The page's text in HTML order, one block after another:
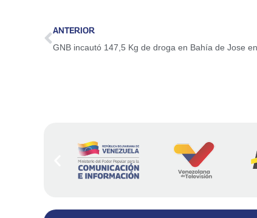
ANTERIOR
GNB incautó 147,5 Kg de droga en Bahía de Jose